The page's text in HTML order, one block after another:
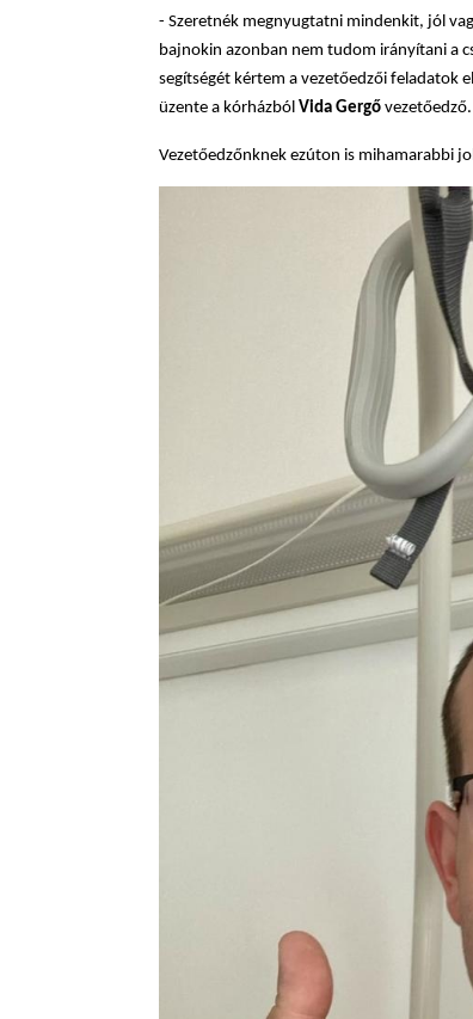
- Szeretnék megnyugtatni mindenkit, jól
bajnokin azonban nem tudom irányítani a
segítségét kértem a vezetőedzői feladatok
üzente a kórházból Vida Gergő vezetőedző.
Vezetőedzőnknek ezúton is mihamarabbi